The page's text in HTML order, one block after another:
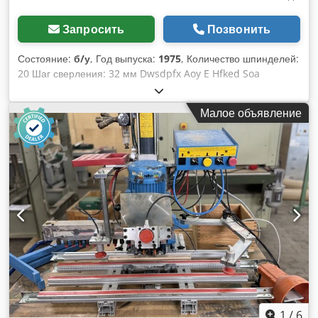
Запросить Позвонить
Состояние: б/у, Год выпуска: 1975, Количество шпинделей:
20 Шаг сверления: 32 мм Dwsdpfx Aoy E Hfked Soa
Потребляемая мощность: 1,8 кВт
Малое объявление